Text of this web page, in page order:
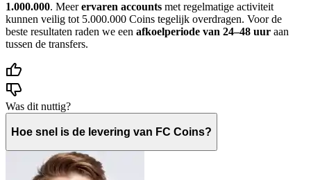
1.000.000. Meerervaren accounts met regelmatige activiteit
kunnen veilig tot 5.000.000 Coins tegelijk overdragen. Voor de
beste resultaten raden we een afkoelperiode van 24–48 uur aan
tussen de transfers.
Was dit nuttig?
Hoe snel is de levering van FC Coins?